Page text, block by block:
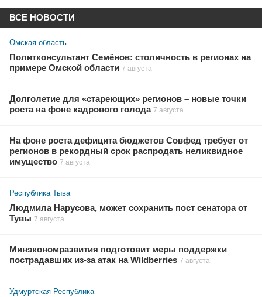
ВСЕ НОВОСТИ
Омская область
Политконсультант Семёнов: столичность в регионах на
примере Омской области 7 августа
Долголетие для «стареющих» регионов – новые точки
роста на фоне кадрового голода 7 августа
На фоне роста дефицита бюджетов Совфед требует от
регионов в рекордный срок распродать неликвидное
имущество 7 августа
Республика Тыва
Людмила Нарусова, может сохранить пост сенатора от
Тувы 7 августа
Минэкономразвития подготовит меры поддержки
пострадавших из-за атак на Wildberries 7 августа
Удмуртская Республика